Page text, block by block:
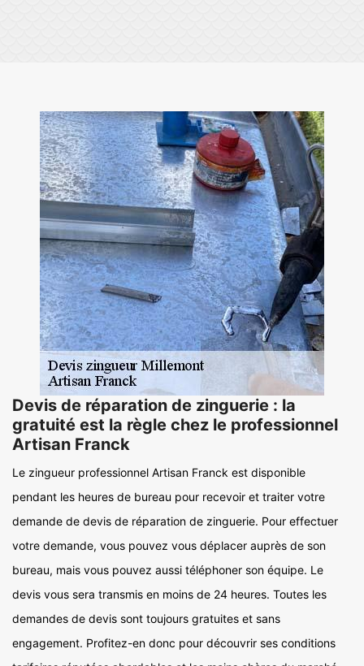
Devis de réparation de zinguerie : la
gratuité est la règle chez le professionnel
Artisan Franck
Le zingueur professionnel Artisan Franck est disponible
pendant les heures de bureau pour recevoir et traiter votre
demande de devis de réparation de zinguerie. Pour effectuer
votre demande, vous pouvez vous déplacer auprès de son
bureau, mais vous pouvez aussi téléphoner son équipe. Le
devis vous sera transmis en moins de 24 heures. Toutes les
demandes de devis sont toujours gratuites et sans
engagement. Profitez-en donc pour découvrir ses conditions